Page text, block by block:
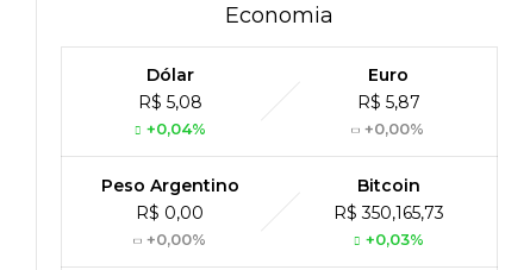
Economia
Dólar
R$ 5,08
+0,04%
Euro
R$ 5,87
+0,00%
Peso Argentino
R$ 0,00
+0,00%
Bitcoin
R$ 350,165,73
+0,03%